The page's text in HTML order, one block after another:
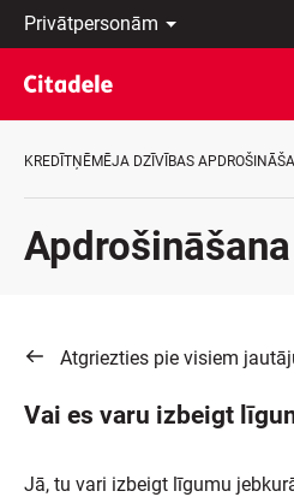
Privātpersonām
Uzņēmumiem
Private
Banking
Par
C
lv
Latviski
По-
русски
In
KREDĪTŅĒMĒJA DZĪVĪBAS
Apdrošināšana
Atgriezties pie visiem
Vai es varu izbeigt
Jā, tu vari izbeigt līgumu